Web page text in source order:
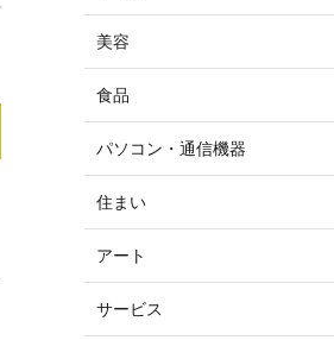
美容
食品
パソコン・通信機器
住まい
アート
サービス